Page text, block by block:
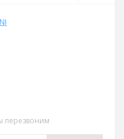
перезвоним